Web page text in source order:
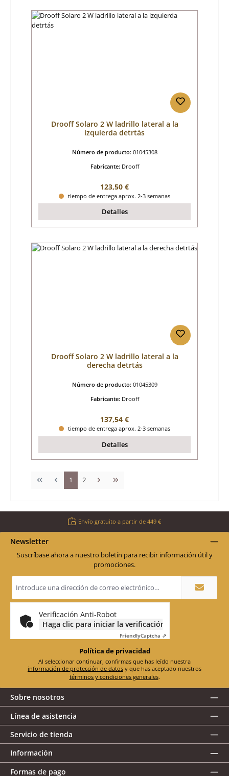
Drooff Solaro 2 W ladrillo lateral a la
izquierda detrtás
Número de producto: 01045308
Fabricante: Drooff
Precio normal:
123,50 €
tiempo de entrega aprox. 2-3 semanas
Detalles
Drooff Solaro 2 W ladrillo lateral a la
derecha detrtás
Número de producto: 01045309
Fabricante: Drooff
Precio normal:
137,54 €
tiempo de entrega aprox. 2-3 semanas
Detalles
Página
1 Página
2
Envío gratuito a partir de 449 €
Newsletter
Suscríbase ahora a nuestro boletín para recibir información útil y
promociones.
de
electrónico
Verificación Anti-Robot
Haga clic para iniciar la verificación
FriendlyCaptcha ⇗
Política de privacidad
información de protección de datos
términos y condiciones generales.
Sobre nosotros
Línea de asistencia
Servicio de tienda
Información
Formas de pago